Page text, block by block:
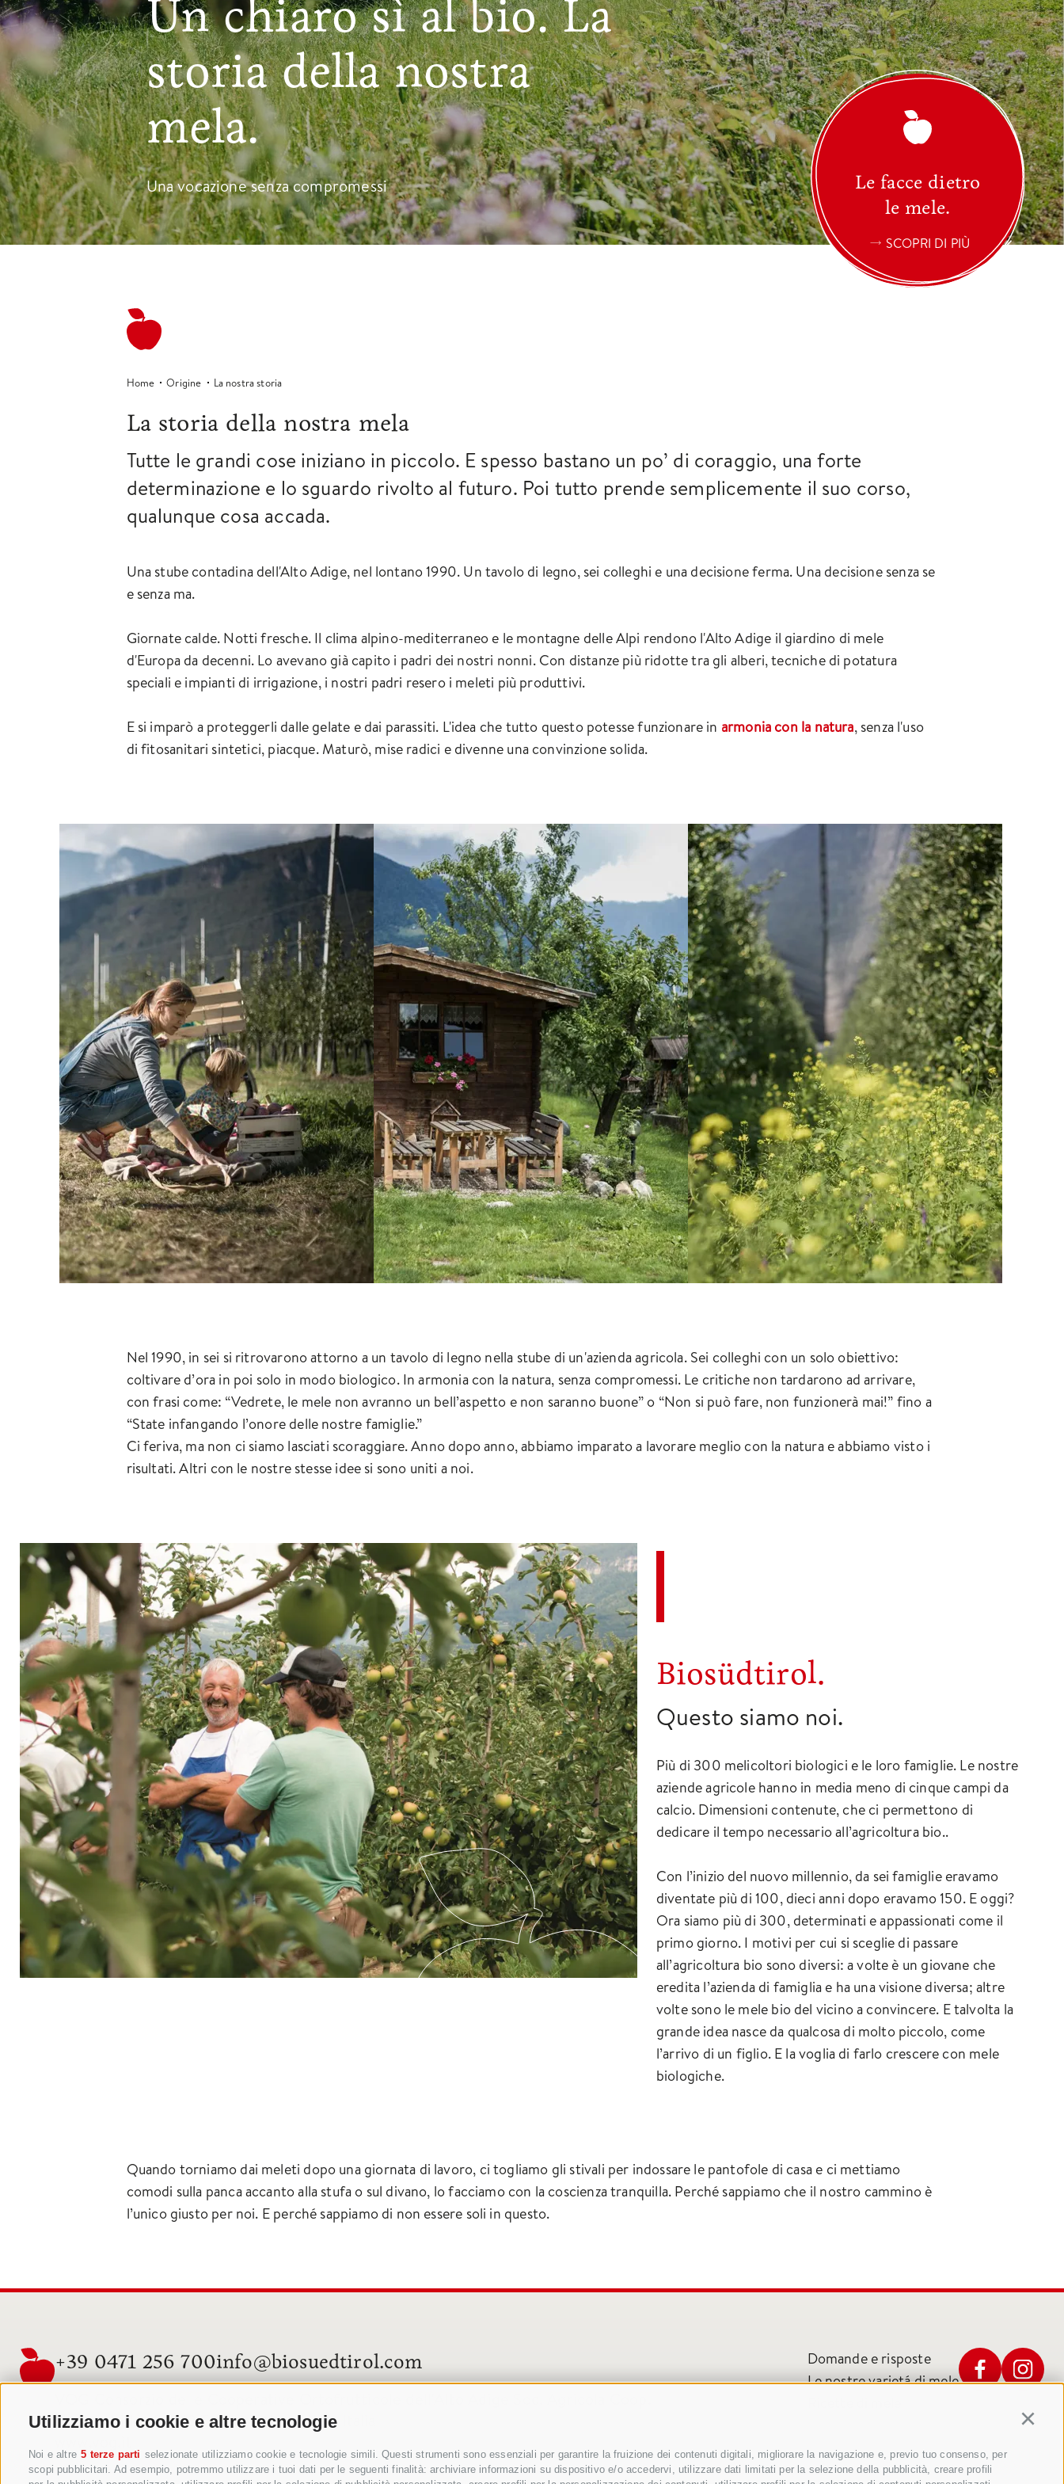
Utilizziamo i cookie e altre tecnologie
Noi e altre 5 terze parti selezionate utilizziamo cookie e tecnologie simili. Questi strumenti sono essenziali per garantire la fruizione dei contenuti digitali, migliorare la navigazione e, previo tuo consenso, per
scopi pubblicitari. Ad esempio, potremmo utilizzare i tuoi dati per le seguenti finalità: archiviare informazioni su dispositivo e/o accedervi, utilizzare dati limitati per la selezione della pubblicità, creare profili
Un chiaro sì al bio. La
storia della nostra
mela.
Una vocazione senza compromessi
Le facce dietro
le mele.
SCOPRI DI PIÙ
Home Origine La nostra storia
La storia della nostra mela
Tutte le grandi cose iniziano in piccolo. E spesso bastano un po’ di coraggio, una forte
determinazione e lo sguardo rivolto al futuro. Poi tutto prende semplicemente il suo corso,
qualunque cosa accada.
Una stube contadina dell'Alto Adige, nel lontano 1990. Un tavolo di legno, sei colleghi e una decisione ferma. Una decisione senza se
e senza ma.
Giornate calde. Notti fresche. Il clima alpino-mediterraneo e le montagne delle Alpi rendono l'Alto Adige il giardino di mele
d'Europa da decenni. Lo avevano già capito i padri dei nostri nonni. Con distanze più ridotte tra gli alberi, tecniche di potatura
speciali e impianti di irrigazione, i nostri padri resero i meleti più produttivi.
E si imparò a proteggerli dalle gelate e dai parassiti. L'idea che tutto questo potesse funzionare in armonia con la natura, senza l'uso
di fitosanitari sintetici, piacque. Maturò, mise radici e divenne una convinzione solida.
Nel 1990, in sei si ritrovarono attorno a un tavolo di legno nella stube di un'azienda agricola. Sei colleghi con un solo obiettivo:
coltivare d’ora in poi solo in modo biologico. In armonia con la natura, senza compromessi. Le critiche non tardarono ad arrivare,
con frasi come: “Vedrete, le mele non avranno un bell’aspetto e non saranno buone” o “Non si può fare, non funzionerà mai!” fino a
“State infangando l’onore delle nostre famiglie.”
Ci feriva, ma non ci siamo lasciati scoraggiare. Anno dopo anno, abbiamo imparato a lavorare meglio con la natura e abbiamo visto i
risultati. Altri con le nostre stesse idee si sono uniti a noi.
Biosüdtirol.
Questo siamo noi.
Più di 300 melicoltori biologici e le loro famiglie. Le nostre
aziende agricole hanno in media meno di cinque campi da
calcio. Dimensioni contenute, che ci permettono di
dedicare il tempo necessario all’agricoltura bio..
Con l’inizio del nuovo millennio, da sei famiglie eravamo
diventate più di 100, dieci anni dopo eravamo 150. E oggi?
Ora siamo più di 300, determinati e appassionati come il
primo giorno. I motivi per cui si sceglie di passare
all’agricoltura bio sono diversi: a volte è un giovane che
eredita l’azienda di famiglia e ha una visione diversa; altre
volte sono le mele bio del vicino a convincere. E talvolta la
grande idea nasce da qualcosa di molto piccolo, come
l’arrivo di un figlio. E la voglia di farlo crescere con mele
biologiche.
Quando torniamo dai meleti dopo una giornata di lavoro, ci togliamo gli stivali per indossare le pantofole di casa e ci mettiamo
comodi sulla panca accanto alla stufa o sul divano, lo facciamo con la coscienza tranquilla. Perché sappiamo che il nostro cammino è
l’unico giusto per noi. E perché sappiamo di non essere soli in questo.
+39 0471 256 700info@biosuedtirol.com
Via Jakobi 1A, 39018 Terlano, Alto Adige, Italia
Domande e risposte
Le nostre varietá di mele